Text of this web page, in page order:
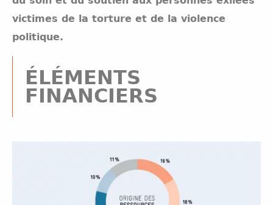
victimes de la torture et de la violence
politique.
ÉLÉMENTS
FINANCIERS